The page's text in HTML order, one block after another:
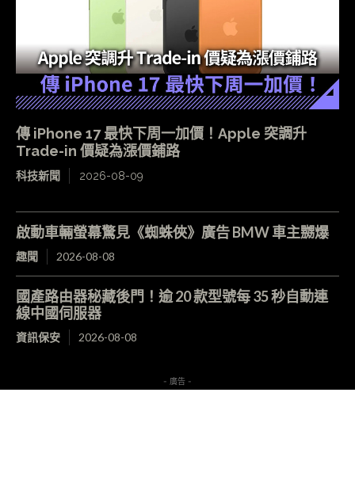
傳 iPhone 17 最快下周一加價！Apple 突調升
Trade-in 價疑為漲價鋪路
科技新聞 2026-08-09
啟動車輛螢幕驚見《蜘蛛俠》廣告 BMW 車主嬲爆
趣聞 2026-08-08
國產路由器秘藏後門！逾 20 款型號每 35 秒自動連
線中國伺服器
資訊保安 2026-08-08
- 廣告 -